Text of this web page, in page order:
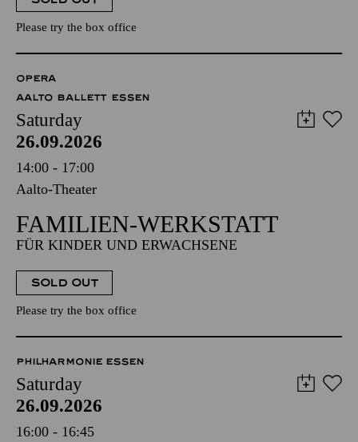
Please try the box office
OPERA
AALTO BALLETT ESSEN
Saturday
26.09.2026
14:00 - 17:00
Aalto-Theater
FAMILIEN-WERKSTATT
FÜR KINDER UND ERWACHSENE
SOLD OUT
Please try the box office
PHILHARMONIE ESSEN
Saturday
26.09.2026
16:00 - 16:45